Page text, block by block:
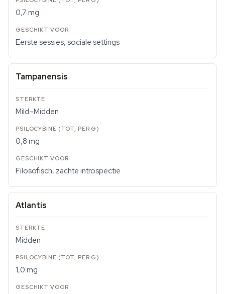
0,7 mg
Eerste sessies, sociale settings
Tampanensis
Mild–Midden
0,8 mg
Filosofisch, zachte introspectie
Atlantis
Midden
1,0 mg